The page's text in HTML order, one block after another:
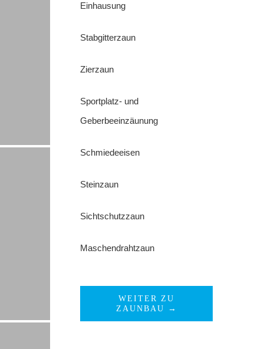
Einhausung
Stabgitterzaun
Zierzaun
Sportplatz- und
Geberbeeinzäunung
Schmiedeeisen
Steinzaun
Sichtschutzzaun
Maschendrahtzaun
WEITER ZU
ZAUNBAU →